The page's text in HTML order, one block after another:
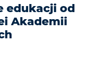
edukacji od
Akademii